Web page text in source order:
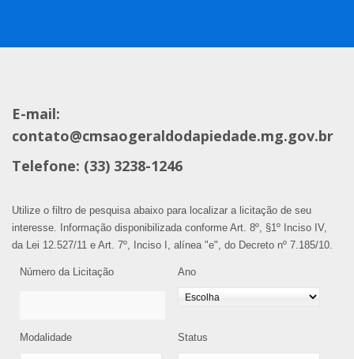
E-mail:
contato@cmsaogeraldodapiedade.mg.gov.br
Telefone: (33) 3238-1246
Utilize o filtro de pesquisa abaixo para localizar a licitação de seu
interesse. Informação disponibilizada conforme Art. 8º, §1º Inciso IV,
da Lei 12.527/11 e Art. 7º, Inciso I, alínea "e", do Decreto nº 7.185/10.
Número da Licitação Ano
Modalidade Status